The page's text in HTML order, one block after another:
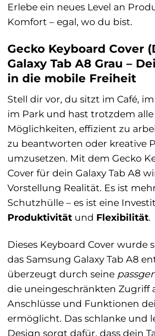
Erlebe ein neues Level an
Komfort – egal, wo du bist.
Gecko Keyboard Cover
Galaxy Tab A8 Grau –
in die mobile Freiheit
Stell dir vor, du sitzt im Café,
im Park und hast trotzdem alle
Möglichkeiten, effizient zu
zu beantworten oder kreative
umzusetzen. Mit dem Gecko
Cover für dein Galaxy Tab A8
Vorstellung Realität. Es ist
Schutzhülle – es ist eine
Produktivität und Flexibilität.
Dieses Keyboard Cover wurde
das Samsung Galaxy Tab A8
überzeugt durch seine
die uneingeschränkten Zugriff
Anschlüsse und Funktionen
ermöglicht. Das schlanke und
Design sorgt dafür, dass dein